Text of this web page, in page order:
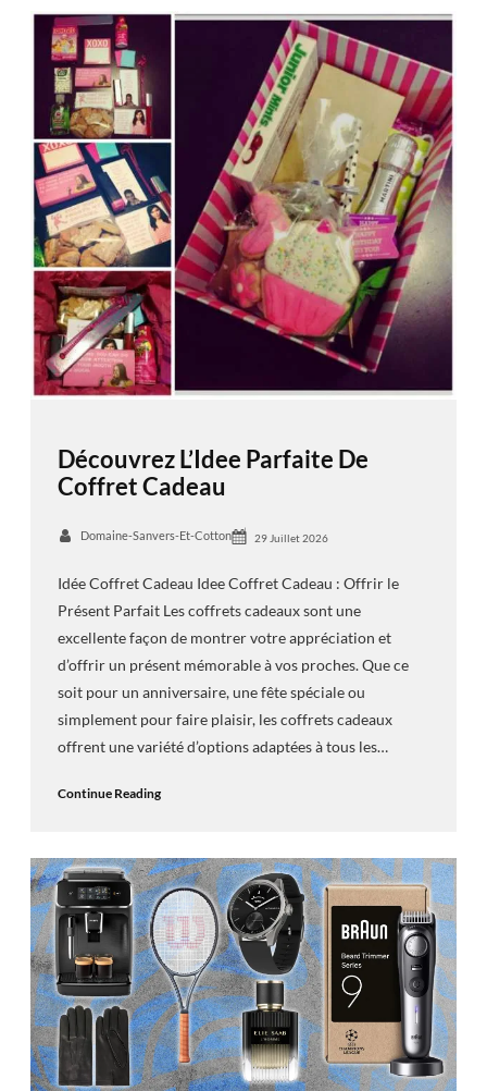
Découvrez L’Idee Parfaite De
Coffret Cadeau
Domaine-Sanvers-Et-Cotton 29 Juillet 2026
Idée Coffret Cadeau Idee Coffret Cadeau : Offrir le
Présent Parfait Les coffrets cadeaux sont une
excellente façon de montrer votre appréciation et
d’offrir un présent mémorable à vos proches. Que ce
soit pour un anniversaire, une fête spéciale ou
simplement pour faire plaisir, les coffrets cadeaux
offrent une variété d’options adaptées à tous les…
Continue Reading